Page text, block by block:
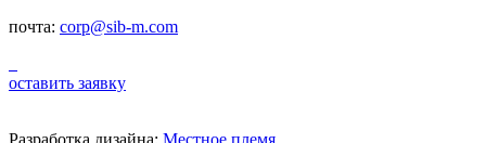
почта: corp@sib-m.com
оставить заявку
Разработка дизайна: Местное племя